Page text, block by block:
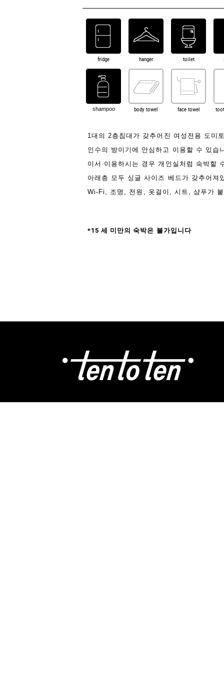
fridge hanger toilet
shampoo body towel face towel
1대의 2층침대가 갖추어진 여성전용 도미
인수의 방이기에 안심하고 이용할 수 있습
이서 이용하시는 경우 개인실처럼 숙박할
아래층 모두 싱글 사이즈 베드가 갖추어져
Wi-Fi, 조명, 전원, 옷걸이, 시트, 샴푸가
*15 세 미만의 숙박은 불가입니다